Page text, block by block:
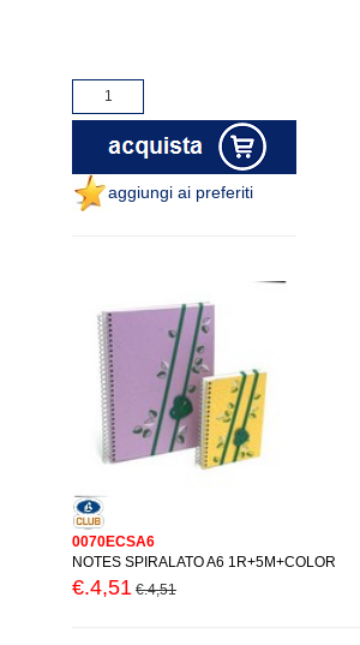
aggiungi ai preferiti
0070ECSA6
NOTES SPIRALATO A6 1R+5M+COLOR
€.4,51 €.4,51